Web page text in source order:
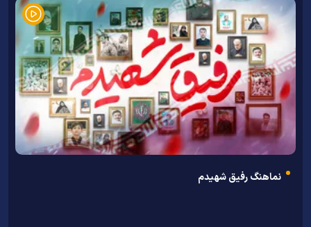
نماهنگ رفیق شهیدم